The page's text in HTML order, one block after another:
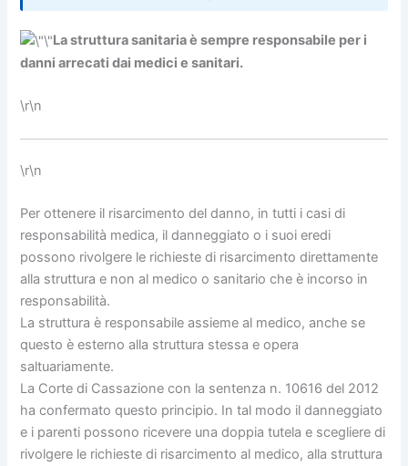
La struttura sanitaria è sempre responsabile per i
danni arrecati dai medici e sanitari.
\r\n
\r\n
Per ottenere il risarcimento del danno, in tutti i casi di
responsabilità medica, il danneggiato o i suoi eredi
possono rivolgere le richieste di risarcimento direttamente
alla struttura e non al medico o sanitario che è incorso in
responsabilità.
La struttura è responsabile assieme al medico, anche se
questo è esterno alla struttura stessa e opera
saltuariamente.
La Corte di Cassazione con la sentenza n. 10616 del 2012
ha confermato questo principio. In tal modo il danneggiato
e i parenti possono ricevere una doppia tutela e scegliere di
rivolgere le richieste di risarcimento al medico, alla struttura